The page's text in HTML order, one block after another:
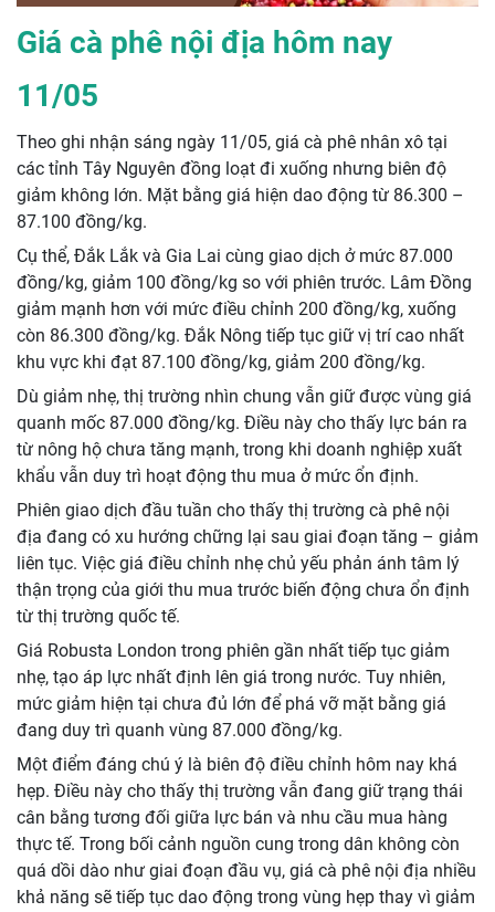
Giá cà phê nội địa hôm nay
11/05
Theo ghi nhận sáng ngày 11/05, giá cà phê nhân xô tại
các tỉnh Tây Nguyên đồng loạt đi xuống nhưng biên độ
giảm không lớn. Mặt bằng giá hiện dao động từ 86.300 –
87.100 đồng/kg.
Cụ thể, Đắk Lắk và Gia Lai cùng giao dịch ở mức 87.000
đồng/kg, giảm 100 đồng/kg so với phiên trước. Lâm Đồng
giảm mạnh hơn với mức điều chỉnh 200 đồng/kg, xuống
còn 86.300 đồng/kg. Đắk Nông tiếp tục giữ vị trí cao nhất
khu vực khi đạt 87.100 đồng/kg, giảm 200 đồng/kg.
Dù giảm nhẹ, thị trường nhìn chung vẫn giữ được vùng giá
quanh mốc 87.000 đồng/kg. Điều này cho thấy lực bán ra
từ nông hộ chưa tăng mạnh, trong khi doanh nghiệp xuất
khẩu vẫn duy trì hoạt động thu mua ở mức ổn định.
Phiên giao dịch đầu tuần cho thấy thị trường cà phê nội
địa đang có xu hướng chững lại sau giai đoạn tăng – giảm
liên tục. Việc giá điều chỉnh nhẹ chủ yếu phản ánh tâm lý
thận trọng của giới thu mua trước biến động chưa ổn định
từ thị trường quốc tế.
Giá Robusta London trong phiên gần nhất tiếp tục giảm
nhẹ, tạo áp lực nhất định lên giá trong nước. Tuy nhiên,
mức giảm hiện tại chưa đủ lớn để phá vỡ mặt bằng giá
đang duy trì quanh vùng 87.000 đồng/kg.
Một điểm đáng chú ý là biên độ điều chỉnh hôm nay khá
hẹp. Điều này cho thấy thị trường vẫn đang giữ trạng thái
cân bằng tương đối giữa lực bán và nhu cầu mua hàng
thực tế. Trong bối cảnh nguồn cung trong dân không còn
quá dồi dào như giai đoạn đầu vụ, giá cà phê nội địa nhiều
khả năng sẽ tiếp tục dao động trong vùng hẹp thay vì giảm